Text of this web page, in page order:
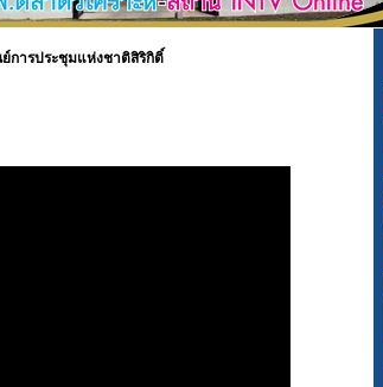
ย์การประชุมแห่งชาติสิริกิติ์